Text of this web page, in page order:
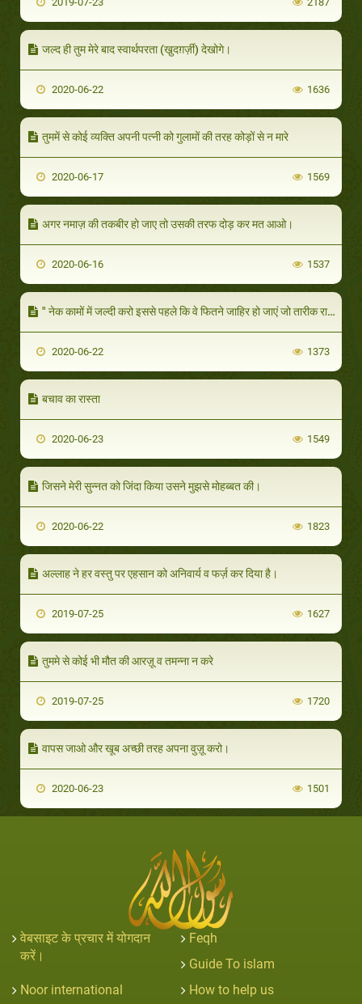
जल्द ही तुम मेरे बाद स्वार्थपरता (खु़दग़र्ज़ी) देखोगे।
2020-06-22 1636
तुममें से कोई व्यक्ति अपनी पत्नी को गुलामों की तरह कोड़ों से न मारे
2020-06-17 1569
अगर नमाज़ की तकबीर हो जाए तो उसकी तरफ दोड़ कर मत आओ।
2020-06-16 1537
" नेक कामों में जल्दी करो इससे पहले कि वे फितने जाहिर हो जाएं जो तारीक रात के टुकड़ों की तरह होंगे।
2020-06-22 1373
बचाव का रास्ता
2020-06-23 1549
जिसने मेरी सुन्नत को जिंदा किया उसने मुझसे मोहब्बत की।
2020-06-22 1823
अल्लाह ने हर वस्तु पर एहसान को अनिवार्य व फर्ज़ कर दिया है।
2019-07-25 1627
तुममे से कोई भी मौत की आरज़ू व तमन्ना न करे
2019-07-25 1720
वापस जाओ और खूब अच्छी तरह अपना वुज़ू करो।
2020-06-23 1501
वेबसाइट के प्रचार में योगदान
करें।
Feqh
Guide To islam
Noor international
How to help us